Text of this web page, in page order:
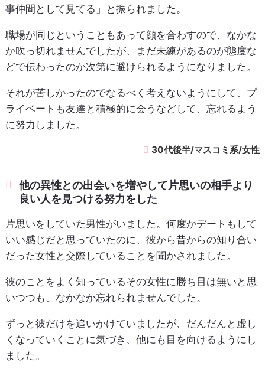
事仲間として見てる」と振られました。
職場が同じということもあって顔を合わすので、なかな
か吹っ切れませんでしたが、まだ未練があるのが態度な
どで伝わったのか次第に避けられるようになりました。
それが苦しかったのでなるべく考えないようにして、プ
ライベートも友達と積極的に会うなどして、忘れるよう
に努力しました。
30代後半/マスコミ系/女性
他の異性との出会いを増やして片思いの相手より
良い人を見つける努力をした
片思いをしていた男性がいました。何度かデートもして
いい感じだと思っていたのに、彼から昔からの知り合い
だった女性と交際していることを聞かされました。
彼のことをよく知っているその女性に勝ち目は無いと思
いつつも、なかなか忘れられませんでした。
ずっと彼だけを追いかけていましたが、だんだんと虚し
くなっていくことに気づき、他にも目を向けるようにし
ました。